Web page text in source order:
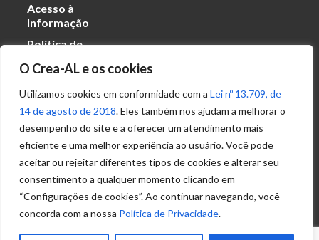
O Crea-AL e os cookies
Utilizamos cookies em conformidade com a Lei nº 13.709, de
14 de agosto de 2018. Eles também nos ajudam a melhorar o
desempenho do site e a oferecer um atendimento mais
eficiente e uma melhor experiência ao usuário. Você pode
aceitar ou rejeitar diferentes tipos de cookies e alterar seu
consentimento a qualquer momento clicando em
“Configurações de cookies”. Ao continuar navegando, você
concorda com a nossa Política de Privacidade.
Acesso à
Informação
Política de
Dados
Ouvidoria
(82) 2123 0864
ouvidoria@crea-al.org.br
Fale Conosco
(82) 2123 0866